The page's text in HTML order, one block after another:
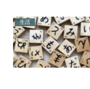
生活